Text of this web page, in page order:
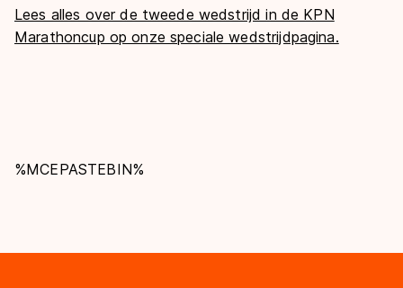
Lees alles over de tweede wedstrijd in de KPN
Marathoncup op onze speciale wedstrijdpagina.
%MCEPASTEBIN%